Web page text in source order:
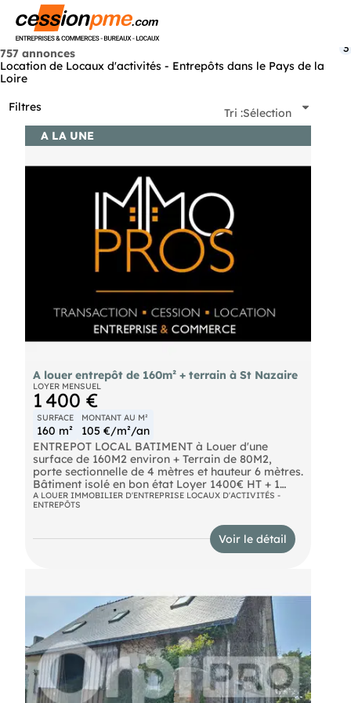
757 annonces
Location de Locaux d'activités - Entrepôts dans le Pays de la
Loire
Filtres
3
Tri :Sélection
A LA UNE
A louer entrepôt de 160m² + terrain à St Nazaire
LOYER MENSUEL
1 400 €
SURFACE
160 m²
MONTANT AU M²
105 €/m²/an
ENTREPOT LOCAL BATIMENT à Louer d'une
surface de 160M2 environ + Terrain de 80M2,
porte sectionnelle de 4 mètres et hauteur 6 mètres.
Bâtiment isolé en bon état Loyer 1400€ HT + 1
mois DG Frais 5% Triénnal plus bail LA BAULE
A LOUER IMMOBILIER D'ENTREPRISE LOCAUX D'ACTIVITÉS -
ENTREPÔTS
Voir le détail